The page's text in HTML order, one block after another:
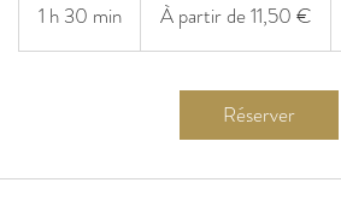
1 h 30 min1
3
À partir de 11,50 €
Réserver